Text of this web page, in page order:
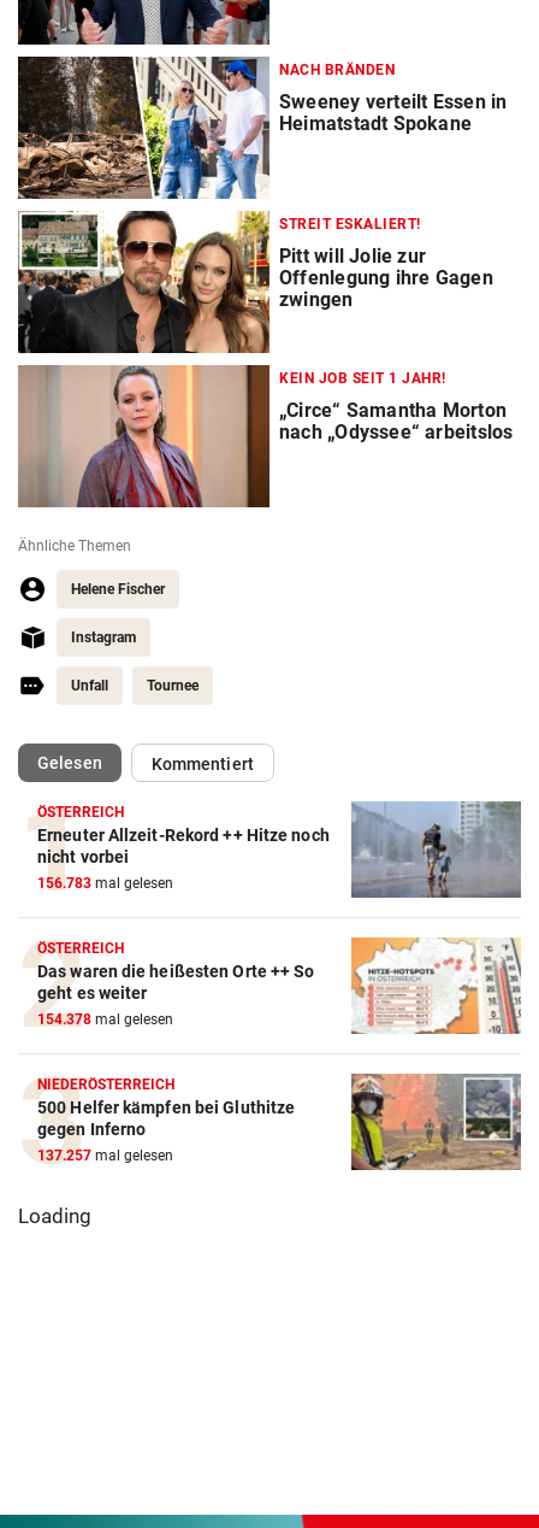
NACH BRÄNDEN
Sweeney verteilt Essen in
Heimatstadt Spokane
STREIT ESKALIERT!
Pitt will Jolie zur
Offenlegung ihre Gagen
zwingen
KEIN JOB SEIT 1 JAHR!
„Circe“ Samantha Morton
nach „Odyssee“ arbeitslos
Ähnliche Themen
Helene Fischer
Instagram
Unfall Tournee
Gelesen(ausgewählt)Kommentiert
ÖSTERREICH
Erneuter Allzeit-Rekord ++ Hitze noch
nicht vorbei
156.783 mal gelesen
ÖSTERREICH
Das waren die heißesten Orte ++ So
geht es weiter
154.378 mal gelesen
NIEDERÖSTERREICH
500 Helfer kämpfen bei Gluthitze
gegen Inferno
137.257 mal gelesen
Loading